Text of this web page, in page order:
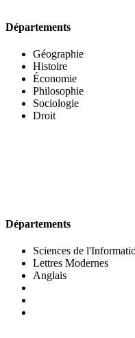
Départements
Géographie
Histoire
Économie
Philosophie
Sociologie
Droit
Départements
Sciences de
Lettres Modernes
Anglais